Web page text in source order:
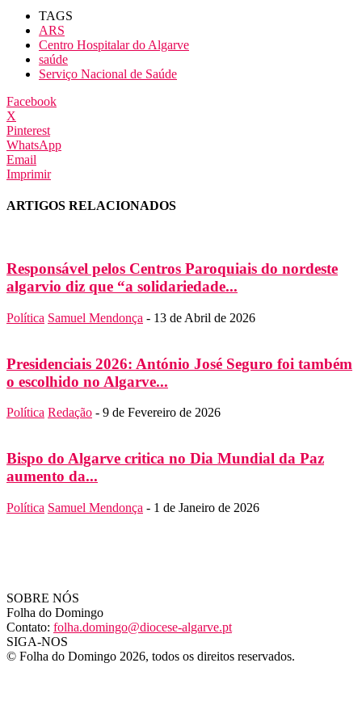
TAGS
ARS
Centro Hospitalar do Algarve
saúde
Serviço Nacional de Saúde
Facebook
X
Pinterest
WhatsApp
Email
Imprimir
ARTIGOS RELACIONADOS
Responsável pelos Centros Paroquiais do nordeste
algarvio diz que “a solidariedade...
Política Samuel Mendonça - 13 de Abril de 2026
Presidenciais 2026: António José Seguro foi também
o escolhido no Algarve...
Política Redação - 9 de Fevereiro de 2026
Bispo do Algarve critica no Dia Mundial da Paz
aumento da...
Política Samuel Mendonça - 1 de Janeiro de 2026
SOBRE NÓS
Folha do Domingo
Contato: folha.domingo@diocese-algarve.pt
SIGA-NOS
© Folha do Domingo 2026, todos os direitos reservados.